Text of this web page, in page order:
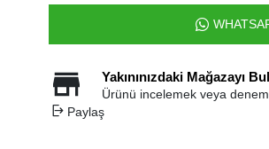
Yakınınızdaki Mağazayı
Ürünü incelemek veya
Paylaş